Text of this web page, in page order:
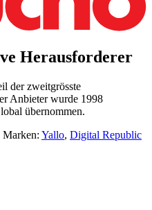
Herausforderer
der zweitgrösste
Anbieter wurde 1998
übernommen.
Marken: Yallo, Digital Republic